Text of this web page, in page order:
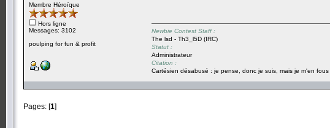
Membre Héroïque
Hors ligne
Messages: 3102
poulping for fun & profit
Newbie Contest Staff :
The lsd - Th3_l5D (IRC)
Statut :
Administrateur
Citation :
Cartésien désabusé : je pense, donc je suis, mais je m'en fous
Pages: [1]